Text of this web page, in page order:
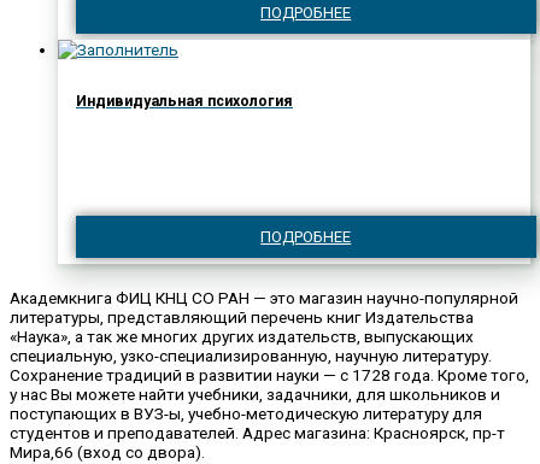
ПОДРОБНЕЕ
Индивидуальная психология
ПОДРОБНЕЕ
Академкнига ФИЦ КНЦ СО РАН — это магазин научно-популярной
литературы, представляющий перечень книг Издательства
«Наука», а так же многих других издательств, выпускающих
специальную, узко-специализированную, научную литературу.
Сохранение традиций в развитии науки — с 1728 года. Кроме того,
у нас Вы можете найти учебники, задачники, для школьников и
поступающих в ВУЗ-ы, учебно-методическую литературу для
студентов и преподавателей. Адрес магазина: Красноярск, пр-т
Мира,66 (вход со двора).